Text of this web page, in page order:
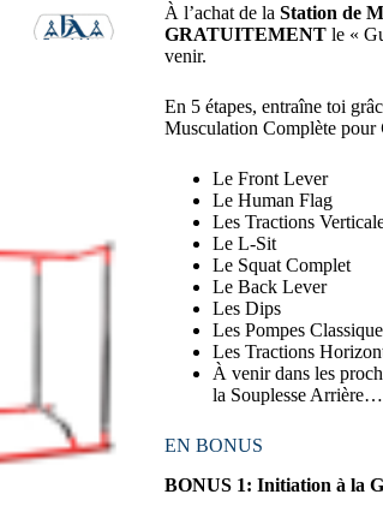
À l’achat de la Station de
GRATUITEMENTle «
venir.
En 5 étapes, entraîne toi
Musculation Complète pour
Le Front Lever
Le Human Flag
Les Tractions
Le L-Sit
Le Squat Complet
Le Back Lever
Les Dips
Les Pompes
Les Tractions
À venir dans les
la Souplesse Arrière…
EN BONUS
BONUS 1: Initiation à la